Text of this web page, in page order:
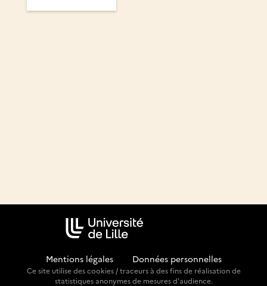
Mentions légales Données personnelles
Ce site utilise des cookies / traceurs à des fins de réalisation de
statistiques anonymes de mesures d'audience.